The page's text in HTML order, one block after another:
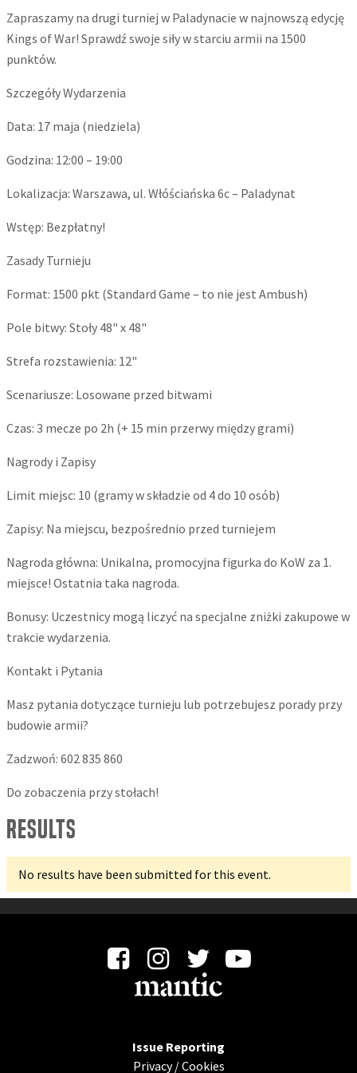
Zapraszamy na drugi turniej w Paladynacie w najnowszą edycję
Kings of War! Sprawdź swoje siły w starciu armii na 1500
punktów.
Szczegóły Wydarzenia
​Data: 17 maja (niedziela)
​Godzina: 12:00 – 19:00
​Lokalizacja: Warszawa, ul. Włóściańska 6c – Paladynat
​Wstęp: Bezpłatny!
Zasady Turnieju
​Format: 1500 pkt (Standard Game – to nie jest Ambush)
​Pole bitwy: Stoły 48" x 48"
​Strefa rozstawienia: 12"
​Scenariusze: Losowane przed bitwami
​Czas: 3 mecze po 2h (+ 15 min przerwy między grami)
Nagrody i Zapisy
​Limit miejsc: 10 (gramy w składzie od 4 do 10 osób)
​Zapisy: Na miejscu, bezpośrednio przed turniejem
​Nagroda główna: Unikalna, promocyjna figurka do KoW za 1.
miejsce! Ostatnia taka nagroda.
​Bonusy: Uczestnicy mogą liczyć na specjalne zniżki zakupowe w
trakcie wydarzenia.
​Kontakt i Pytania
​Masz pytania dotyczące turnieju lub potrzebujesz porady przy
budowie armii?
Zadzwoń: 602 835 860
​Do zobaczenia przy stołach!
Results
No results have been submitted for this event.
Issue Reporting
Privacy/Cookies